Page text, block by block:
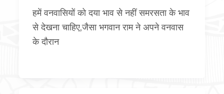
हमें वनवासियों को दया भाव से नहीं समरसता के भाव
से देखना चाहिए,जैसा भगवान राम ने अपने वनवास
के दौरान